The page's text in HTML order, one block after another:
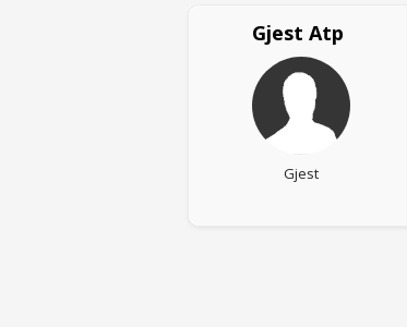
Gjest Atp
Gjest